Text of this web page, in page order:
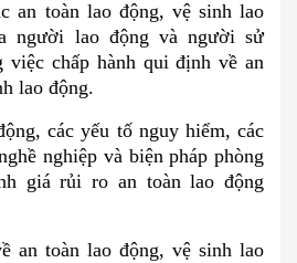
an toàn lao động, vệ sinh lao
người lao động và người sử
việc chấp hành qui định về an
lao động.
các yếu tố nguy hiểm, các
nghiệp và biện pháp phòng
giá rủi ro an toàn lao động
toàn lao động, vệ sinh lao